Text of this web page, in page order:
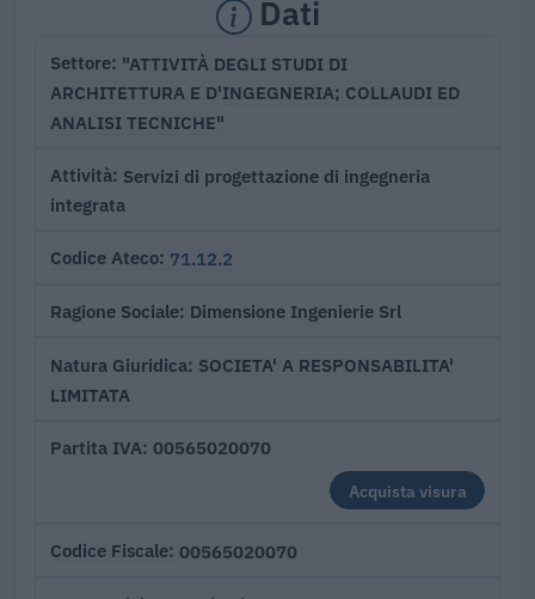
Dati
Settore "ATTIVITÀ DEGLI STUDI DI
ARCHITETTURA E D'INGEGNERIA; COLLAUDI ED
ANALISI TECNICHE"
Attività Servizi di progettazione di ingegneria
integrata
Codice Ateco 71.12.2
Ragione Sociale Dimensione Ingenierie Srl
Natura Giuridica SOCIETA' A RESPONSABILITA'
LIMITATA
Partita IVA 00565020070
Acquista visura
Codice Fiscale 00565020070